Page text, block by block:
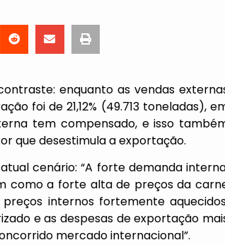
enquanto as vendas
foi de 21,12% (49.713 toneladas),
tem compensado, e isso
que desestimula a exportação.
cenário: “A forte demanda
como a forte alta de preços da
internos fortemente
e as despesas de exportação
mercado internacional”.